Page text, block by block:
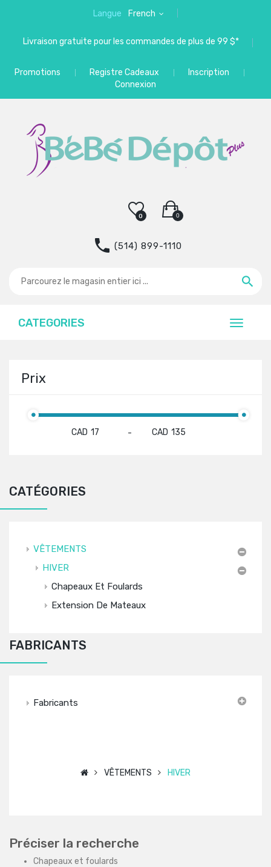
Langue French
Livraison gratuite pour les commandes de plus de 99 $*
Promotions Registre Cadeaux
Inscription
Connexion
0
0
(514) 899-1110
CATEGORIES
Prix
CAD - CAD
CATÉGORIES
VÊTEMENTS
HIVER
Chapeaux Et Foulards
Extension De Mateaux
FABRICANTS
Fabricants
VÊTEMENTS HIVER
Préciser la recherche
Chapeaux et foulards